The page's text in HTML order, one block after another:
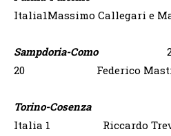
Italia1Massimo Callegari e
Sampdoria-Como
20 Federico
Torino-Cosenza
Italia 1 Riccardo